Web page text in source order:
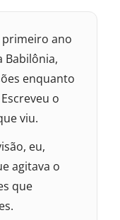
ano
Babilônia,
enquanto
o
viu.
eu,
agitava o
que